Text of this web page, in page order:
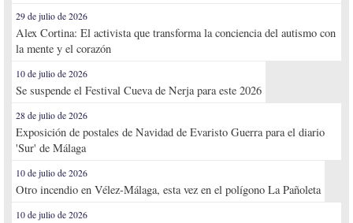
29 de julio de 2026
Alex Cortina: El activista que transforma la conciencia del autismo con
la mente y el corazón
10 de julio de 2026
Se suspende el Festival Cueva de Nerja para este 2026
28 de julio de 2026
Exposición de postales de Navidad de Evaristo Guerra para el diario
'Sur' de Málaga
10 de julio de 2026
Otro incendio en Vélez-Málaga, esta vez en el polígono La Pañoleta
10 de julio de 2026